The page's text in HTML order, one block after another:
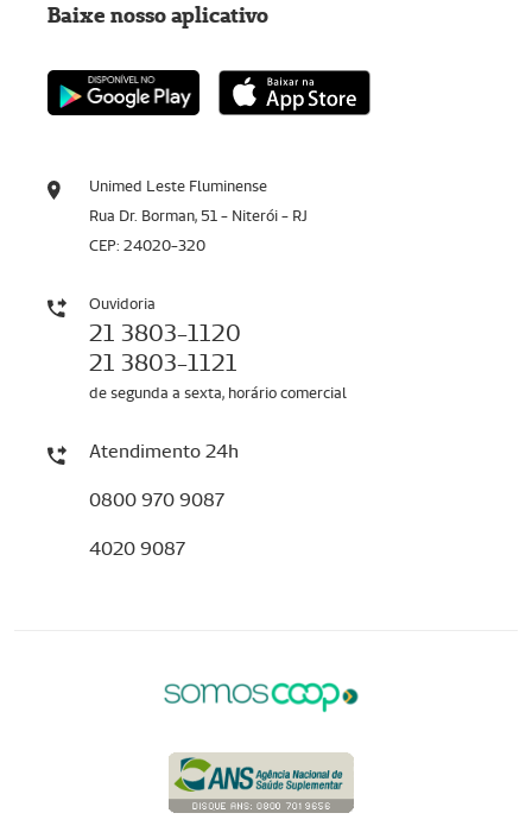
Unimed Leste Fluminense
Rua Dr. Borman, 51 - Niterói - RJ
CEP: 24020-320
Ouvidoria
21 3803-1120
21 3803-1121
de segunda a sexta, horário comercial
Atendimento 24h
0800 970 9087
4020 9087
Baixe nosso aplicativo